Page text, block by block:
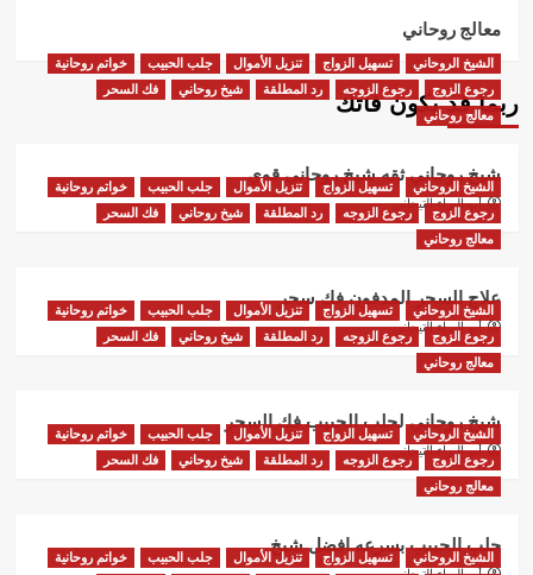
معالج روحاني
ربما قد يكون فاتك
الشيخ الروحاني تسهيل الزواج تنزيل الأموال جلب الحبيب
خواتم روحانية
رجوع الزوج
رجوع الزوجه رد المطلقة شيخ روحاني
فك السحر
معالج روحاني
شيخ روحاني ثقه شيخ روحاني قوي
أبو البراء التيجاني
الشيخ الروحاني تسهيل الزواج تنزيل الأموال جلب الحبيب
خواتم روحانية
رجوع الزوج
رجوع الزوجه رد المطلقة شيخ روحاني
فك السحر
معالج روحاني
علاج السحر المدفون فك سحر
أبو البراء التيجاني
الشيخ الروحاني تسهيل الزواج تنزيل الأموال جلب الحبيب
خواتم روحانية
رجوع الزوج
رجوع الزوجه رد المطلقة شيخ روحاني
فك السحر
معالج روحاني
شيخ روحاني لجلب الحبيب فك السحر
أبو البراء التيجاني
الشيخ الروحاني تسهيل الزواج تنزيل الأموال جلب الحبيب
خواتم روحانية
رجوع الزوج
رجوع الزوجه رد المطلقة شيخ روحاني
فك السحر
معالج روحاني
جلب الحبيب بسرعه افضل شيخ
الشيخ الروحاني تسهيل الزواج تنزيل الأموال جلب الحبيب خواتم روحانية